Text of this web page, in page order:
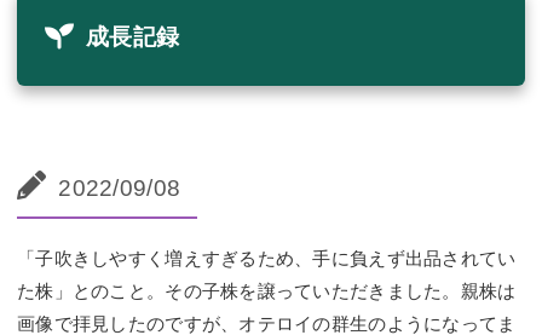
成長記録
2022/09/08
「子吹きしやすく増えすぎるため、手に負えず出品されてい
た株」とのこと。その子株を譲っていただきました。親株は
画像で拝見したのですが、オテロイの群生のようになってま